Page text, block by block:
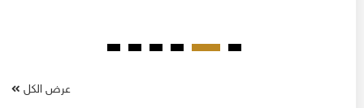
عرض الكل